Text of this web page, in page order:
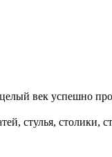
век успешно
стулья, столики,